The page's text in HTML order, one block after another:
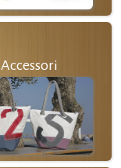
Accessori